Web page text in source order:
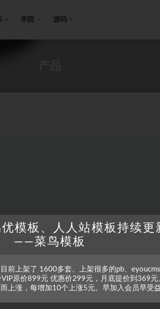
学院 源码
模板、人人站模板持续更
——菜鸟模板
前上架了 1600多套、上架很多的pb、eyoucms
原价899元 优惠价299元，月底提价到369元
上涨，每增加10个上涨5元。早加入会员早受益